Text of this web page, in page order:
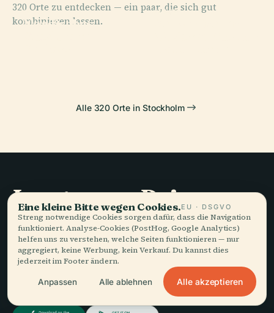
320 Orte zu entdecken — ein paar, die sich gut
kombinieren lassen.
PLACE
Nordisches
PLACE
PLACE
PLACE
Alle 320 Orte in Stockholm
Langsames Reisen,
gut erzählt.
BLEIBEN SIE AUF DEM LAUFENDEN
Beitreten
Eine kleine Bitte wegen Cookies.EU · DSGVO
Streng notwendige Cookies sorgen dafür, dass die Navigation
funktioniert. Analyse-Cookies (PostHog, Google Analytics)
helfen uns zu verstehen, welche Seiten funktionieren — nur
aggregiert, keine Werbung, kein Verkauf. Du kannst dies
jederzeit im Footer ändern.
Anpassen Alle ablehnen Alle akzeptieren